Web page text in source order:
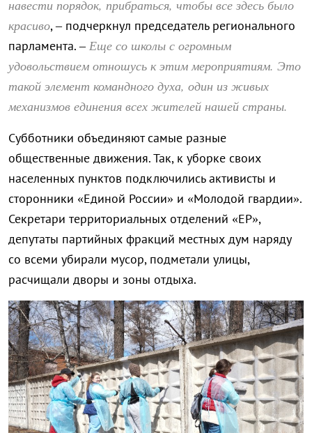
навести порядок, прибраться, чтобы все здесь было
красиво, – подчеркнул председатель регионального
парламента. –Еще со школы с огромным
удовольствием отношусь к этим мероприятиям. Это
такой элемент командного духа, один из живых
механизмов единения всех жителей нашей страны.
Субботники объединяют самые разные
общественные движения. Так, к уборке своих
населенных пунктов подключились активисты и
сторонники «Единой России» и «Молодой гвардии».
Секретари территориальных отделений «ЕР»,
депутаты партийных фракций местных дум наряду
со всеми убирали мусор, подметали улицы,
расчищали дворы и зоны отдыха.